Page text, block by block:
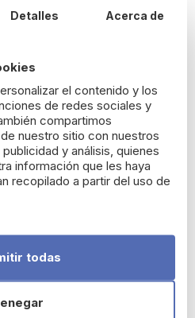
Anthelios Loción Wet
Skin SPF50+ 200 ml
Detalles Acerca de
el contenido y los
de redes sociales y
compartimos
nuestro sitio con nuestros
y análisis, quienes
información que les haya
recopilado a partir del uso de
todas